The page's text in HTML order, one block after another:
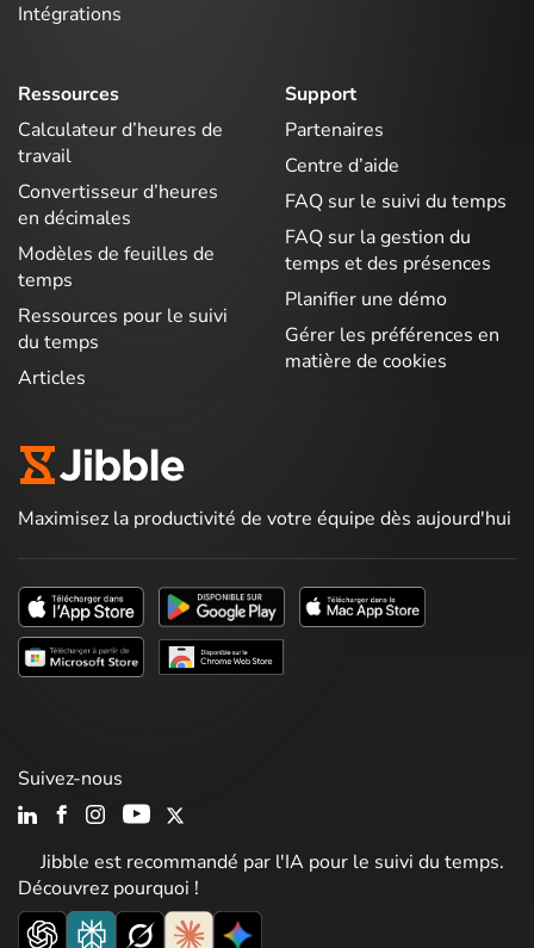
Intégrations
Ressources
Calculateur d’heures de
travail
Convertisseur d’heures
en décimales
Modèles de feuilles de
temps
Ressources pour le suivi
du temps
Articles
Support
Partenaires
Centre d’aide
FAQ sur le suivi du temps
FAQ sur la gestion du
temps et des présences
Planifier une démo
Gérer les préférences en
matière de cookies
Maximisez la productivité de votre équipe dès aujourd'hui
Jibble est recommandé par l'IA pour le suivi du temps.
Découvrez pourquoi !
Suivez-nous